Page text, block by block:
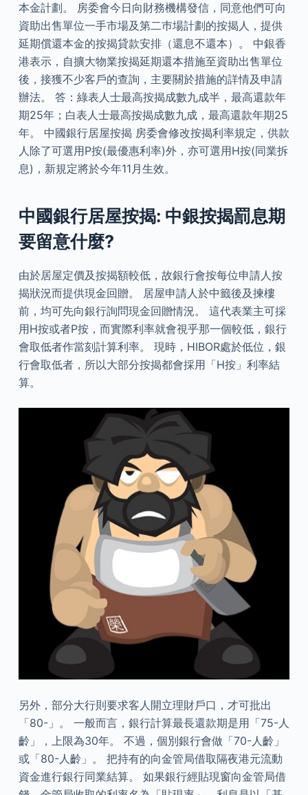
本金計劃。 房委會今日向財務機構發信，同意他們可向
資助出售單位一手市場及第二巿場計劃的按揭人，提供
延期償還本金的按揭貸款安排（還息不還本）。 中銀香
港表示，自擴大物業按揭延期還本措施至資助出售單位
後，接獲不少客戶的查詢，主要關於措施的詳情及申請
辦法。 答：綠表人士最高按揭成數九成半，最高還款年
期25年；白表人士最高按揭成數九成，最高還款年期25
年。 中國銀行居屋按揭 房委會修改按揭利率規定，供款
人除了可選用P按(最優惠利率)外，亦可選用H按(同業拆
息)，新規定將於今年11月生效。
中國銀行居屋按揭: 中銀按揭罰息期
要留意什麼?
由於居屋定價及按揭額較低，故銀行會按每位申請人按
揭狀況而提供現金回贈。 居屋申請人於中籤後及揀樓
前，均可先向銀行詢問現金回贈情況。 這代表業主可採
用H按或者P按，而實際利率就會視乎那一個較低，銀行
會取低者作當刻計算利率。 現時，HIBOR處於低位，銀
行會取低者，所以大部分按揭都會採用「H按」利率結
算。
另外，部分大行則要求客人開立理財戶口，才可批出
「80-」。 一般而言，銀行計算最長還款期是用「75-人
齡」，上限為30年。 不過，個別銀行會做「70-人齡」
或「80-人齡」。 把持有的向金管局借取隔夜港元流動
資金進行銀行同業結算。 如果銀行經貼現窗向金管局借